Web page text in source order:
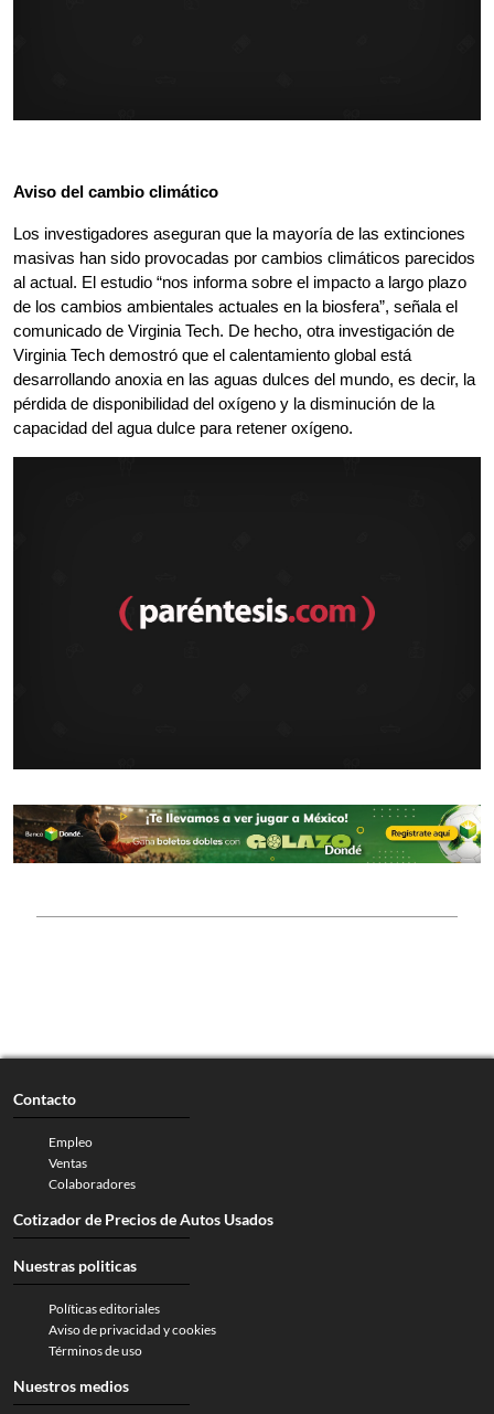
Aviso del cambio climático
Los investigadores aseguran que la mayoría de las extinciones
masivas han sido provocadas por cambios climáticos parecidos
al actual. El estudio “nos informa sobre el impacto a largo plazo
de los cambios ambientales actuales en la biosfera”, señala el
comunicado de Virginia Tech. De hecho, otra investigación de
Virginia Tech demostró que el calentamiento global está
desarrollando anoxia en las aguas dulces del mundo, es decir, la
pérdida de disponibilidad del oxígeno y la disminución de la
capacidad del agua dulce para retener oxígeno.
Contacto
Empleo
Ventas
Colaboradores
Cotizador de Precios de Autos Usados
Nuestras politicas
Políticas editoriales
Aviso de privacidad y cookies
Términos de uso
Nuestros medios